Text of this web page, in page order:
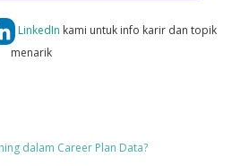
LinkedIn kami untuk info karir dan topik
menarik
dalam Career Plan Data?